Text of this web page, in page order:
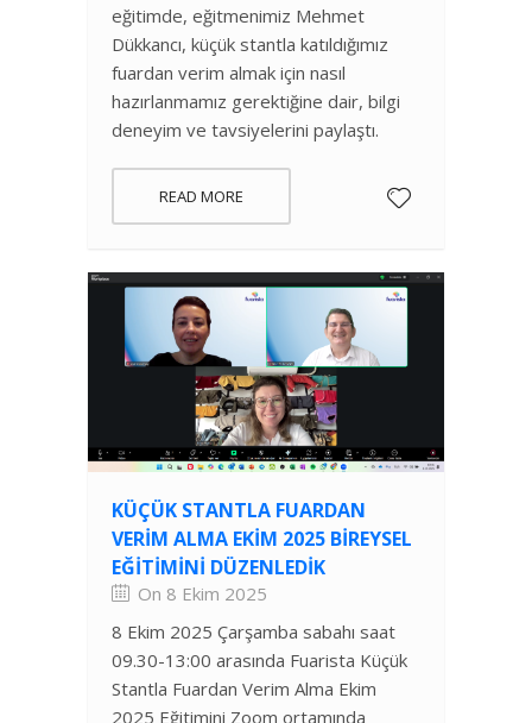
eğitimde, eğitmenimiz Mehmet
Dükkancı, küçük stantla katıldığımız
fuardan verim almak için nasıl
hazırlanmamız gerektiğine dair, bilgi
deneyim ve tavsiyelerini paylaştı.
READ MORE
KÜÇÜK STANTLA FUARDAN
VERIM ALMA EKIM 2025 BIREYSEL
EĞITIMINI DÜZENLEDIK
On 8 Ekim 2025
8 Ekim 2025 Çarşamba sabahı saat
09.30-13:00 arasında Fuarista Küçük
Stantla Fuardan Verim Alma Ekim
2025 Eğitimini Zoom ortamında